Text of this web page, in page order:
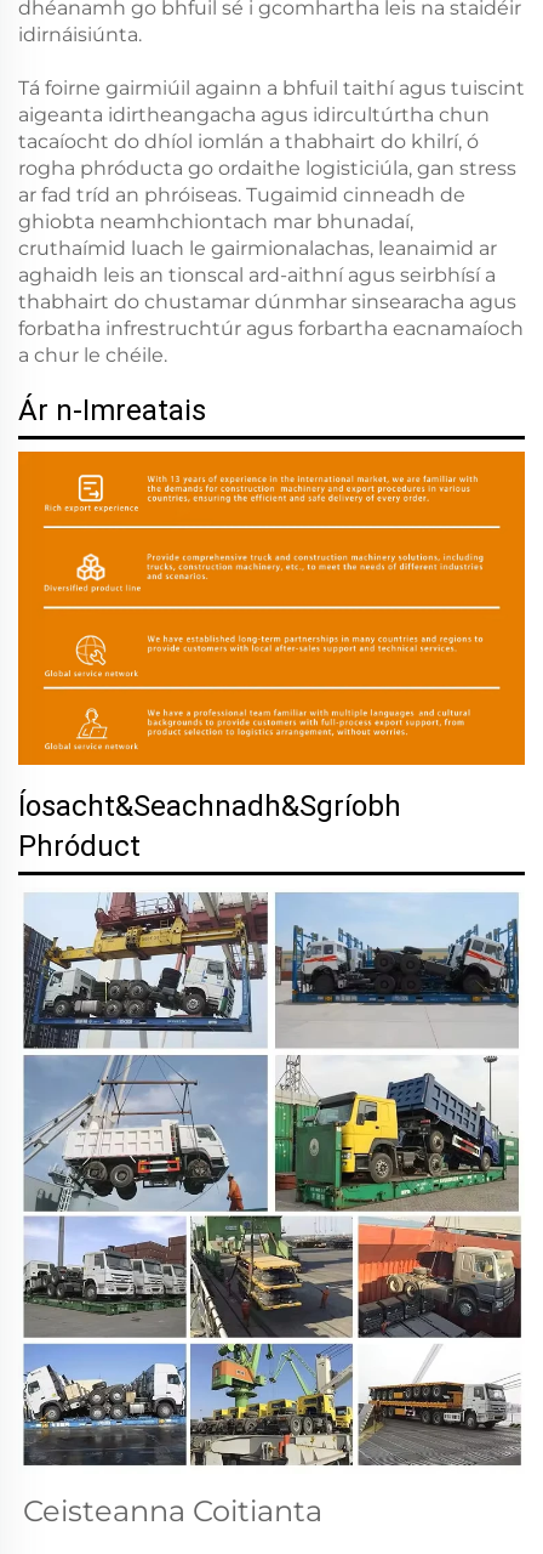
dhéanamh go bhfuil sé i gcomhartha leis na staidéir
idirnáisiúnta.
Tá foirne gairmiúil againn a bhfuil taithí agus tuiscint
aigeanta idirtheangacha agus idircultúrtha chun
tacaíocht do dhíol iomlán a thabhairt do khilrí, ó
rogha phróducta go ordaithe logisticiúla, gan stress
ar fad tríd an phróiseas. Tugaimid cinneadh de
ghiobta neamhchiontach mar bhunadaí,
cruthaímid luach le gairmionalachas, leanaimid ar
aghaidh leis an tionscal ard-aithní agus seirbhísí a
thabhairt do chustamar dúnmhar sinsearacha agus
forbatha infrestruchtúr agus forbartha eacnamaíoch
a chur le chéile.
Ár n-Imreatais
Íosacht&Seachnadh&Sgríobh
Phróduct
Ceisteanna Coitianta